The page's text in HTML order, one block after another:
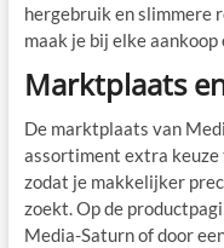
hergebruik en slimmere
maak je bij elke aankoop
Marktplaats
De marktplaats van
assortiment extra keuze
zodat je makkelijker
zoekt. Op de
Media-Saturn of door